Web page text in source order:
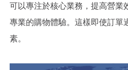
可以專注於核心業務，提高營業
專業的購物體驗。這樣即使訂單
素。